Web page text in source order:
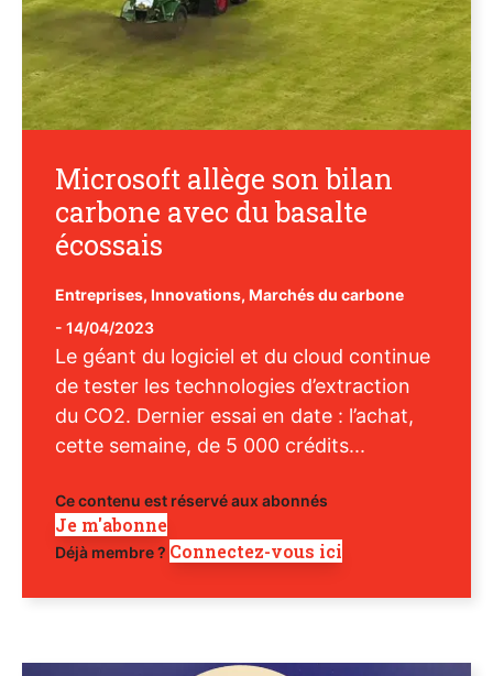
Microsoft allège son bilan
carbone avec du basalte
écossais
Entreprises, Innovations, Marchés du carbone
- 14/04/2023
Le géant du logiciel et du cloud continue
de tester les technologies d’extraction
du CO2. Dernier essai en date : l’achat,
cette semaine, de 5 000 crédits...
Ce contenu est réservé aux abonnés
Je m'abonne
Déjà membre ? Connectez-vous ici